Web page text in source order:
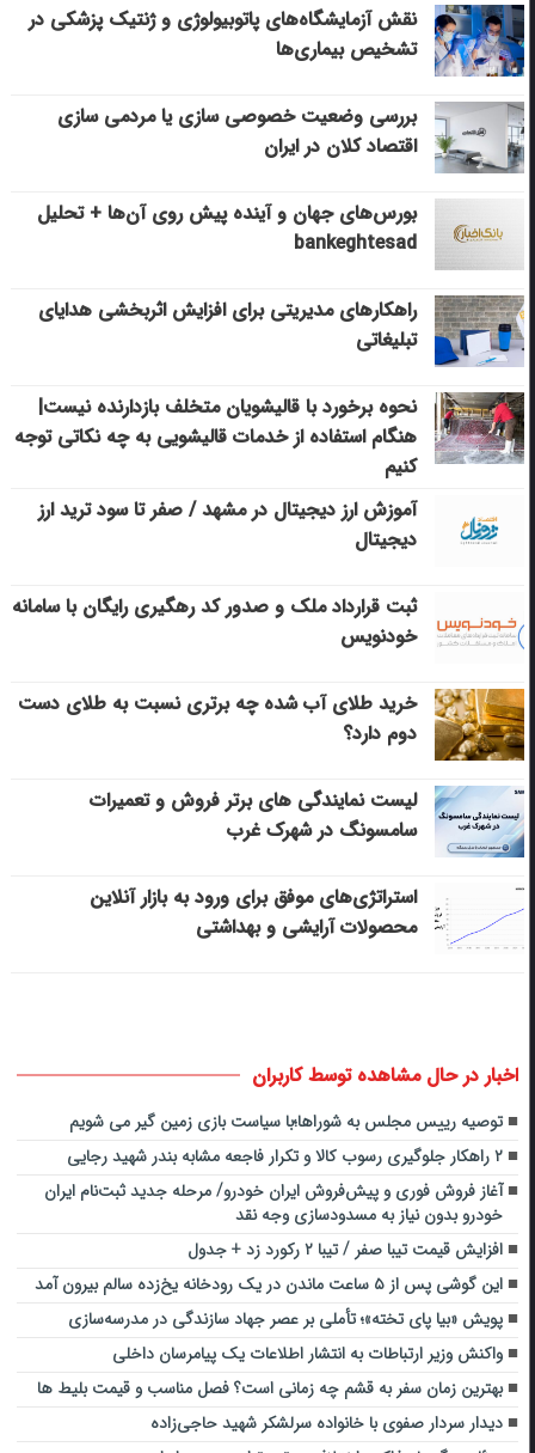
نقش آزمایشگاه‌های پاتوبیولوژی و ژنتیک پزشکی در
تشخیص بیماری‌ها
بررسی وضعیت خصوصی سازی یا مردمی سازی
اقتصاد کلان در ایران
بورس‌های جهان و آینده پیش روی آن‌ها + تحلیل
bankeghtesad
راهکارهای مدیریتی برای افزایش اثربخشی هدایای
تبلیغاتی
نحوه برخورد با قالیشویان متخلف بازدارنده نیست|
هنگام استفاده از خدمات قالیشویی به چه نکاتی توجه
کنیم
آموزش ارز دیجیتال در مشهد / صفر تا سود ترید ارز
دیجیتال
ثبت قرارداد ملک و صدور کد رهگیری رایگان با سامانه
خودنویس
خرید طلای آب شده چه برتری نسبت به طلای دست
دوم دارد؟
لیست نمایندگی های برتر فروش و تعمیرات
سامسونگ در شهرک غرب
استراتژی‌های موفق برای ورود به بازار آنلاین
محصولات آرایشی و بهداشتی
اخبار در حال مشاهده توسط کاربران
توصیه رییس مجلس به شوراها؛با سیاست بازی زمین گیر می شویم
۲ راهکار جلوگیری رسوب کالا و تکرار فاجعه مشابه بندر شهید رجایی
آغاز فروش فوری و پیش‌فروش ایران خودرو/ مرحله جدید ثبت‌نام ایران‌
خودرو بدون نیاز به مسدودسازی وجه نقد
افزایش قیمت تیبا صفر / تیبا ۲ رکورد زد + جدول
این گوشی پس از ۵ ساعت ماندن در یک رودخانه یخ‌زده سالم بیرون آمد
پویش «بیا پای تخته»؛ تأملی بر عصر جهاد سازندگی در مدرسه‌سازی
واکنش وزیر ارتباطات به انتشار اطلاعات یک پیامرسان داخلی
بهترین زمان سفر به قشم چه زمانی است؟ فصل مناسب و قیمت بلیط ها
دیدار سردار صفوی با خانواده سرلشکر شهید حاجی‌زاده